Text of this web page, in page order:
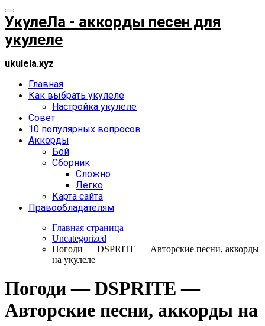
УкулеЛа - аккорды песен для
укулеле
ukulela.xyz
Главная
Как выбрать укулеле
Настройка укулеле
Совет
10 популярных вопросов
Аккорды
Бой
Сборник
Сложно
Легко
Карта сайта
Правообладателям
Главная страница
Uncategorized
Погоди — DSPRITE — Авторские песни, аккорды
на укулеле
Погоди — DSPRITE —
Авторские песни, аккорды на